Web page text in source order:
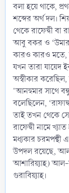
বলা হয়ে থাকে,
শব্দের অর্থ দল।
থেকে রাফেদ্বী বা
আবু বকর ও
কারও কারও মতে,
যখন তারা যায়েদ
অস্বীকার
'আনহুমার সাথে
বলেছিলেন,
তাই তখন থেকে
রাফেদ্বী নামে
মধ্যকার
উপদল রয়েছে,
আশারিয়্যাহ) আল-
গুরাবিয়্যাহ।